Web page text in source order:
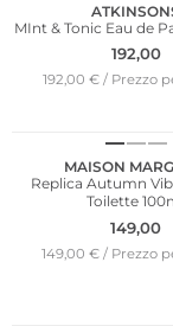
MInt & Tonic Eau de
192,00
192,00 € / Prezzo
MAISON
Replica Autumn
Toilette
149,00
149,00 € / Prezzo